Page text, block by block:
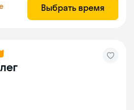
Выбрать время